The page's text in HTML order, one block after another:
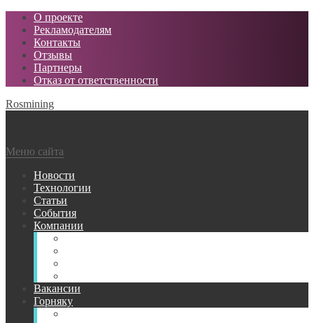
О проекте
Рекламодателям
Контакты
Отзывы
Партнеры
Отказ от ответственности
Rosmining
Меню сайта
Новости
Технологии
Статьи
События
Компании
Вакансии
Горняку